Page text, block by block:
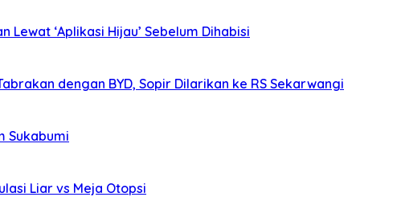
‘Aplikasi Hijau’ Sebelum Dihabisi
dengan BYD, Sopir Dilarikan ke RS Sekarwangi
Sukabumi
Liar vs Meja Otopsi